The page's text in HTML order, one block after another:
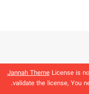
Jannah ThemeLicense is
validate the license, You